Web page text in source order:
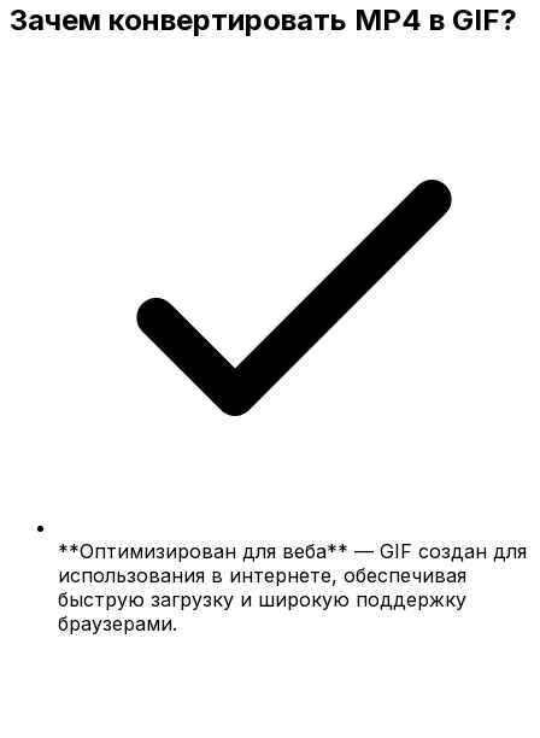
Зачем конвертировать MP4 в GIF?
**Оптимизирован для веба** — GIF создан для
использования в интернете, обеспечивая
быструю загрузку и широкую поддержку
браузерами.